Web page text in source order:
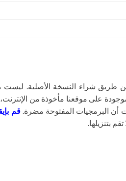
شراء النسخة الأصلية. ليست
على موقعنا مأخوذة من الإنترنت،
البرمجيات المفتوحة مضرة.قم
بتنزيلها.